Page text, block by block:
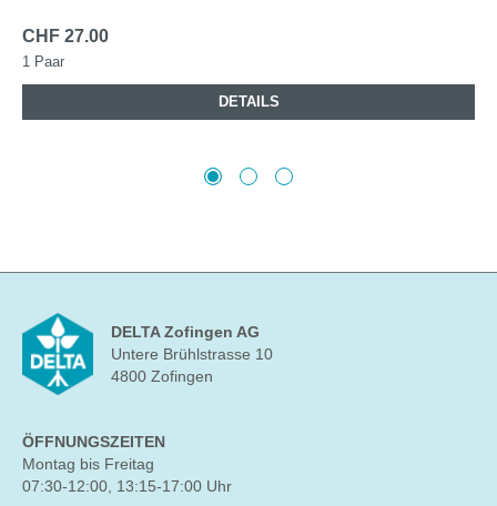
CHF 27.00
1 Paar
DETAILS
DELTA Zofingen AG
Untere Brühlstrasse 10
4800 Zofingen
ÖFFNUNGSZEITEN
Montag bis Freitag
07:30-12:00, 13:15-17:00 Uhr